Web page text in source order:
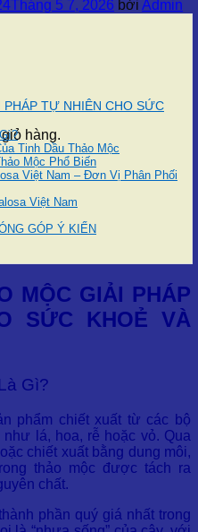
hàng.
Tháng 5 7, 2026 bởi Admin
TỰ NHIÊN CHO SỨC
Tinh Dầu Thảo Mộc
Mộc Phổ Biến
Việt Nam – Đơn Vị Phân Phối
Việt Nam
GÓP Ý KIẾN
MỘC GIẢI PHÁP
SỨC KHOẺ VÀ
Gì?
phẩm chiết xuất từ các bộ
lá, hoa, rễ hoặc vỏ. Qua
chiết xuất bằng dung môi,
thảo mộc được tách ra
chất.
phần quý giá nhất trong